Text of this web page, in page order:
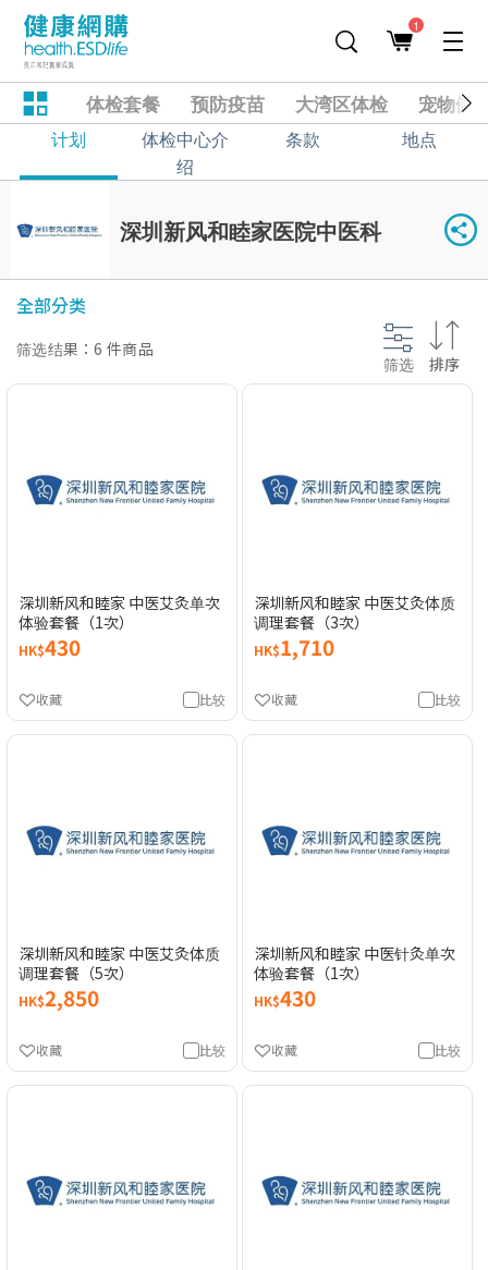
1
体检套餐 预防疫苗 大湾区体检 宠物健
计划
体检中心介
绍
条款 地点
深圳新风和睦家医院中医科
全部分类
筛选结果：6 件商品
筛选 排序
深圳新风和睦家 中医艾灸单次
体验套餐（1次）
HK$430
比较
收藏
深圳新风和睦家 中医艾灸体质
调理套餐（3次）
HK$1,710
比较
收藏
深圳新风和睦家 中医艾灸体质
调理套餐（5次）
HK$2,850
比较
收藏
深圳新风和睦家 中医针灸单次
体验套餐（1次）
HK$430
比较
收藏